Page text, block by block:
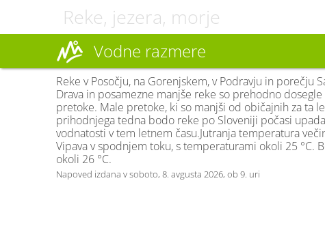
Reke, jezera, morje
Vodne razmere
Reke v Posočju, na Gorenjskem, v Podravju in porečju
Drava in posamezne manjše reke so prehodno
pretoke. Male pretoke, ki so manjši od običajnih za ta
prihodnjega tedna bodo reke po Sloveniji počasi
vodnatosti v tem letnem času.Jutranja temperatura
Vipava v spodnjem toku, s temperaturami okoli 25 °C.
okoli 26 °C.
Napoved izdana v soboto, 8. avgusta 2026, ob 9. uri